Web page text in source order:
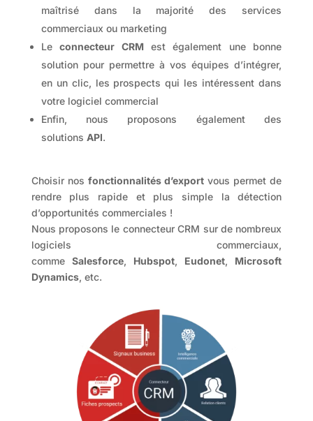
maîtrisé dans la majorité des services
commerciaux ou marketing
Le
connecteur CRM
est également une bonne
solution pour permettre à vos équipes d’intégrer,
en un clic, les prospects qui les intéressent dans
votre logiciel commercial
Enfin, nous proposons également des
solutions API.
Choisir nos fonctionnalités d’export vous permet de
rendre plus rapide et plus simple la détection
d’opportunités commerciales !
Nous proposons le connecteur CRM sur de nombreux
logiciels commerciaux,
comme
Salesforce, Hubspot, Eudonet,
Microsoft
Dynamics, etc.